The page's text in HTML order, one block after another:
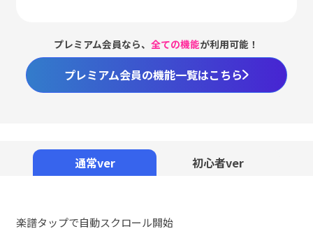
プレミアム会員なら、全ての機能が利用可能！
プレミアム会員の機能一覧はこちら
通常ver 初心者ver
楽譜タップで自動スクロール開始